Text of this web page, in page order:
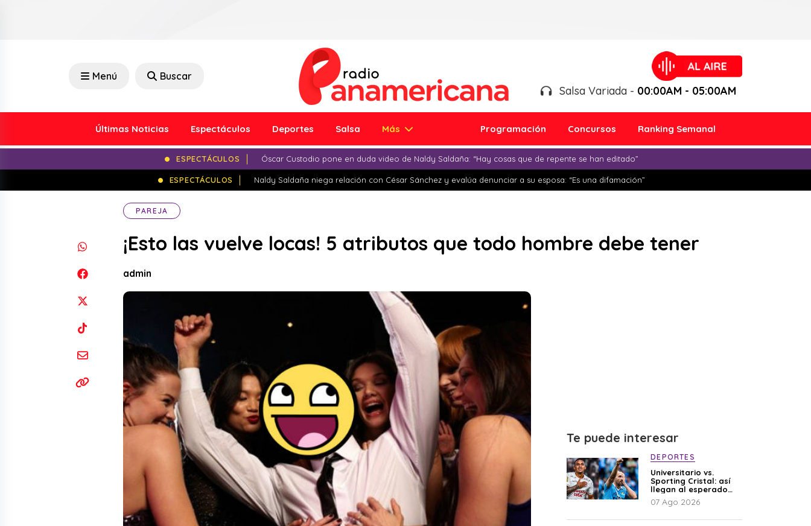
Menú Buscar
Salsa Variada - 00:00AM - 05:00AM
Últimas Noticias Espectáculos Deportes Salsa Más Programación Concursos Ranking Semanal
ESPECTÁCULOS Óscar Custodio pone en duda video de Naldy Saldaña: “Hay cosas que de repente se han editado”
ESPECTÁCULOS Naldy Saldaña niega relación con César Sánchez y evalúa denunciar a su esposa: “Es una difamación”
PAREJA
¡Esto las vuelve locas! 5 atributos que todo hombre debe tener
admin
Te puede interesar
DEPORTES
Universitario vs.
Sporting Cristal: así
llegan al esperado
duelo
07 Ago 2026